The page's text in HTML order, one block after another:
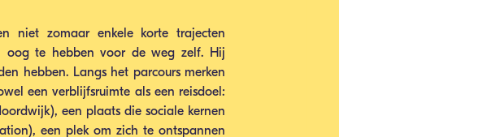
niet zomaar enkele korte trajecten
oog te hebben voor de weg zelf. Hij
hebben. Langs het parcours merken
een verblijfsruimte als een reisdoel:
een plaats die sociale kernen
een plek om zich te ontspannen